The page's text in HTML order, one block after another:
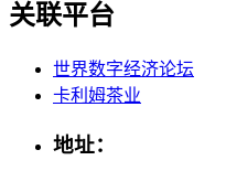
关联平台
世界数字经济论坛
卡利姆茶业
地址：